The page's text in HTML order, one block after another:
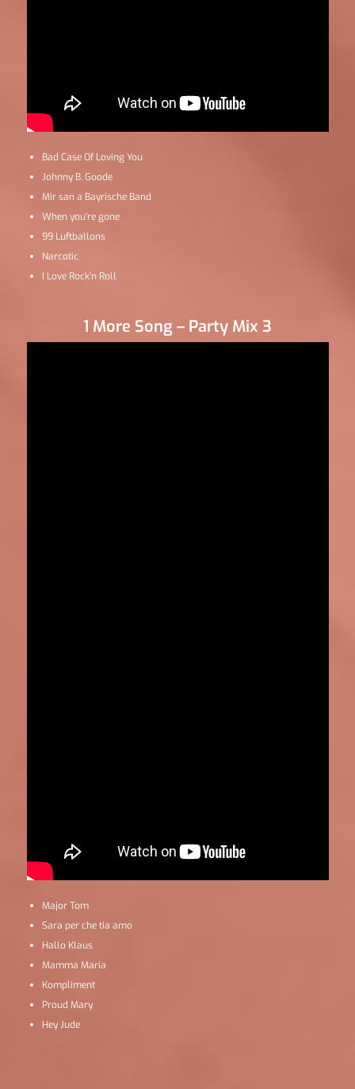
Bad Case Of Loving You
Johnny B. Goode
Mir san a Bayrische Band
When you’re gone
99 Luftballons
Narcotic
I Love Rock’n Roll
1 More Song – Party Mix 3
Major Tom
Sara per che tia amo
Hallo Klaus
Mamma Maria
Kompliment
Proud Mary
Hey Jude